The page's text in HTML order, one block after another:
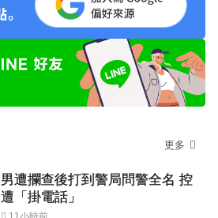
更多
男遭攔查後打到警局問警全名 控
遭「掛電話」